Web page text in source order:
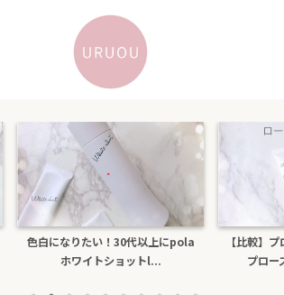
色白になりたい！30代以上にpola
ホワイトショットl...
【比較】
プロー